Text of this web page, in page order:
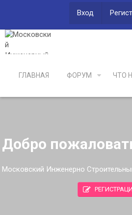
Вход
ГЛАВНАЯ ФОРУМ ЧТО
Добро
Московский Инженерно